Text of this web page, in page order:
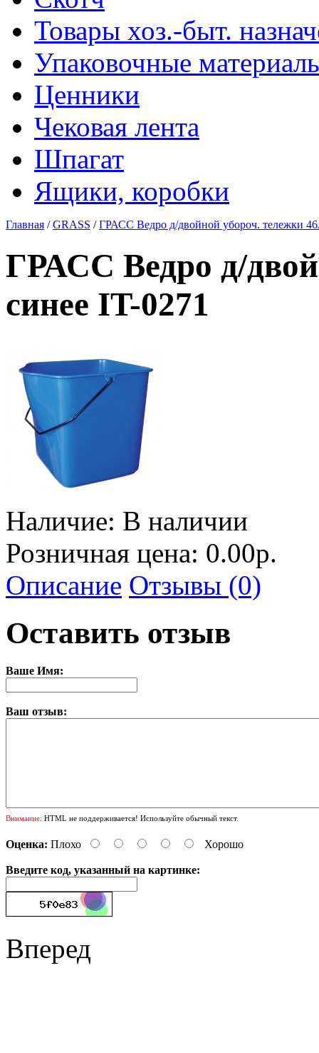
Товары хоз.-быт.
Упаковочные
Ценники
Чековая лента
Шпагат
Ящики, коробки
Главная /GRASS /ГРАСС Ведро д/двойной убороч. тележки
ГРАСС Ведро д/
синее IT-0271
Наличие: В наличии
Розничная цена: 0.00р.
Описание Отзывы (0)
Оставить отзыв
Ваше Имя:
Ваш отзыв:
Внимание: HTML не поддерживается! Используйте обычный текст.
Оценка: Плохо Хорошо
Введите код, указанный на картинке:
Вперед